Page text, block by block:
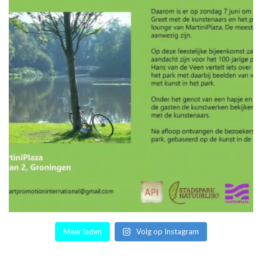
Meer laden Volg op Instagram